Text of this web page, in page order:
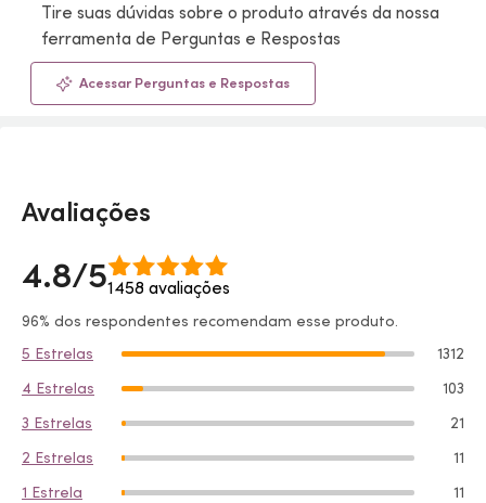
Tire suas dúvidas sobre o produto através da nossa
ferramenta de Perguntas e Respostas
Acessar Perguntas e Respostas
Avaliações
4.8/51458 avaliações
96% dos respondentes recomendam esse produto.
5 Estrelas
1312
4 Estrelas
103
3 Estrelas
21
2 Estrelas
11
1 Estrela
11